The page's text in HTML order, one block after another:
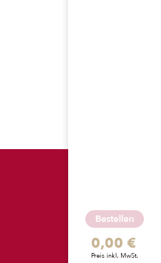
Bestellen
0,00 €
Preis inkl. MwSt.